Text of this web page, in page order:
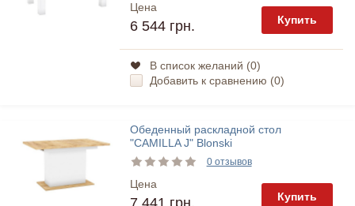
Цена
6 544 грн. Купить
В список желаний (0)
Добавить к сравнению (0)
Обеденный раскладной стол
"CAMILLA J" Blonski
0 отзывов
Цена
7 441 грн. Купить